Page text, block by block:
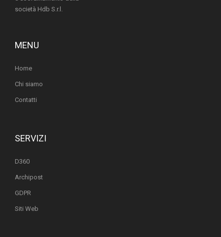
società Hdb S.r.l.
MENU
Home
Chi siamo
Contatti
SERVIZI
D360
Archipost
GDPR
Siti Web